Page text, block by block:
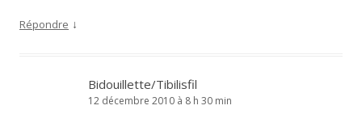
Répondre ↓
Bidouillette/Tibilisfil
12 décembre 2010 à 8 h 30 min